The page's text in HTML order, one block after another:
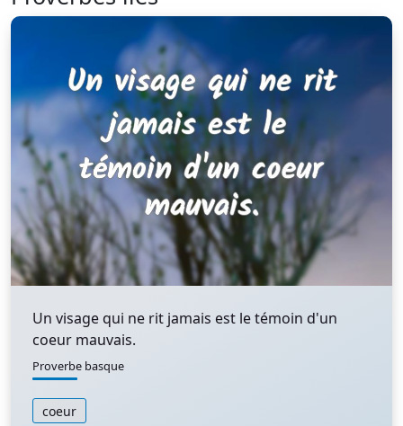
Un visage qui ne rit jamais est le témoin d'un
coeur mauvais.
Proverbe basque
coeur